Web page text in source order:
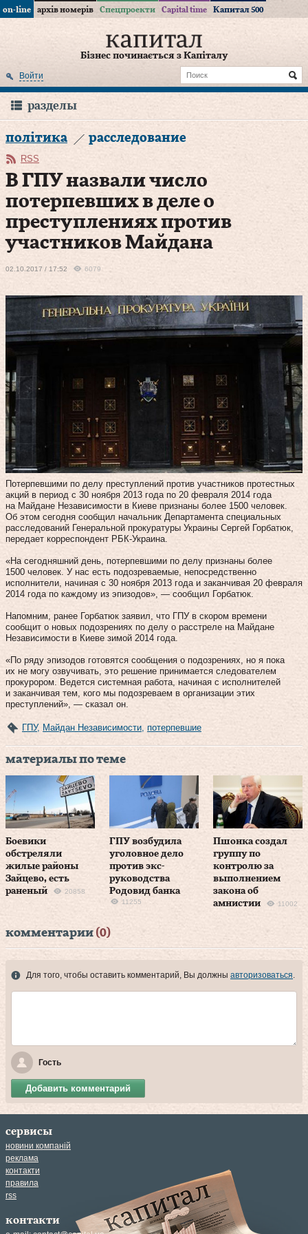
on-line архів номерів Спецпроекти Capital time Капитал 500
Бізнес починається з Капіталу
Войти
разделы
політика расследование
RSS
В ГПУ назвали число
потерпевших в деле о
преступлениях против
участников Майдана
02.10.2017 / 17:52 6079
Потерпевшими по делу преступлений против участников протестных
акций в период с 30 ноября 2013 года по 20 февраля 2014 года
на Майдане Независимости в Киеве признаны более 1500 человек.
Об этом сегодня сообщил начальник Департамента специальных
расследований Генеральной прокуратуры Украины Сергей Горбатюк,
передает корреспондент РБК-Украина.
«На сегодняшний день, потерпевшими по делу признаны более
1500 человек. У нас есть подозреваемые, непосредственно
исполнители, начиная с 30 ноября 2013 года и заканчивая 20 февраля
2014 года по каждому из эпизодов», — сообщил Горбатюк.
Напомним, ранее Горбатюк заявил, что ГПУ в скором времени
сообщит о новых подозрениях по делу о расстреле на Майдане
Независимости в Киеве зимой 2014 года.
«По ряду эпизодов готовятся сообщения о подозрениях, но я пока
их не могу озвучивать, это решение принимается следователем
прокурором. Ведется системная работа, начиная с исполнителей
и заканчивая тем, кого мы подозреваем в организации этих
преступлений», — сказал он.
ГПУ, Майдан Независимости потерпевшие
материалы по теме
Боевики
обстреляли
жилые районы
Зайцево, есть
раненый
20858
ГПУ возбудила
уголовное дело
против экс-
руководства
Родовид банка
11255
Пшонка создал
группу по
контролю за
выполнением
закона об
амнистии
11002
комментарии (0)
Для того, чтобы оставить комментарий, Вы должны авторизоваться.
Гость
Добавить комментарий
сервисы
новини компаній
реклама
контакти
правила
rss
контакти